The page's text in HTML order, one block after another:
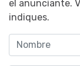
el anunciante.
indiques.